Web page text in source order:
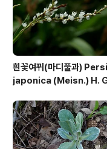
흰꽃여뀌(마디풀과)
japonica (Meisn.) H.